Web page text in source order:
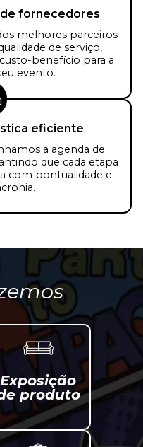
fornecedores
melhores parceiros
de serviço,
benefício para a
evento.
eficiente
a agenda de
que cada etapa
com pontualidade e
Exposição
produto